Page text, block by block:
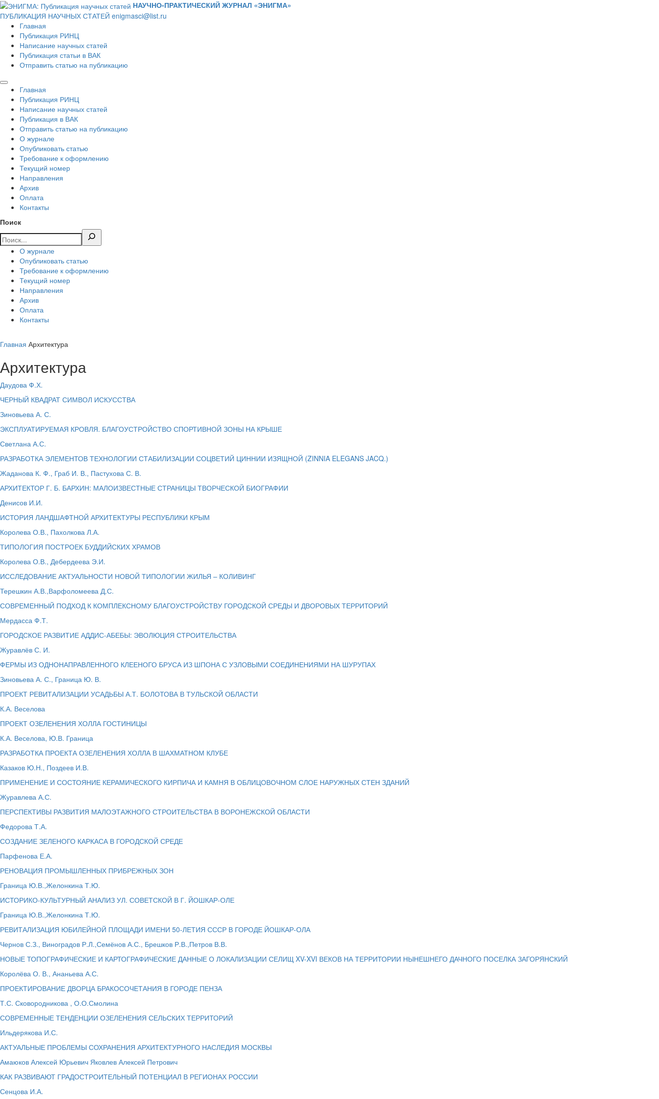
НАУЧНО-ПРАКТИЧЕСКИЙ ЖУРНАЛ «ЭНИГМА»
ПУБЛИКАЦИЯ НАУЧНЫХ СТАТЕЙ enigmasci@list.ru
Главная
Публикация РИНЦ
Написание научных статей
Публикация статьи в ВАК
Отправить статью на публикацию
Главная
Публикация РИНЦ
Написание научных статей
Публикация в ВАК
Отправить статью на публикацию
О журнале
Опубликовать статью
Требование к оформлению
Текущий номер
Направления
Архив
Оплата
Контакты
Поиск
О журнале
Опубликовать статью
Требование к оформлению
Текущий номер
Направления
Архив
Оплата
Контакты
Главная Архитектура
Архитектура
Даудова Ф.Х.
ЧЕРНЫЙ КВАДРАТ СИМВОЛ ИСКУССТВА
Зиновьева А. С.
ЭКСПЛУАТИРУЕМАЯ КРОВЛЯ. БЛАГОУСТРОЙСТВО СПОРТИВНОЙ ЗОНЫ НА КРЫШЕ
Светлана А.С.
РАЗРАБОТКА ЭЛЕМЕНТОВ ТЕХНОЛОГИИ СТАБИЛИЗАЦИИ СОЦВЕТИЙ ЦИННИИ ИЗЯЩНОЙ (ZINNIA ELEGANS JACQ.)
Жаданова К. Ф., Граб И. В., Пастухова С. В.
АРХИТЕКТОР Г. Б. БАРХИН: МАЛОИЗВЕСТНЫЕ СТРАНИЦЫ ТВОРЧЕСКОЙ БИОГРАФИИ
Денисов И.И.
ИСТОРИЯ ЛАНДШАФТНОЙ АРХИТЕКТУРЫ РЕСПУБЛИКИ КРЫМ
Королева О.В., Пахолкова Л.А.
ТИПОЛОГИЯ ПОСТРОЕК БУДДИЙСКИХ ХРАМОВ
Королева О.В., Дебердеева Э.И.
ИССЛЕДОВАНИЕ АКТУАЛЬНОСТИ НОВОЙ ТИПОЛОГИИ ЖИЛЬЯ – КОЛИВИНГ
Терешкин А.В.,Варфоломеева Д.С.
СОВРЕМЕННЫЙ ПОДХОД К КОМПЛЕКСНОМУ БЛАГОУСТРОЙСТВУ ГОРОДСКОЙ СРЕДЫ И ДВОРОВЫХ ТЕРРИТОРИЙ
Мердасса Ф.Т.
ГОРОДСКОЕ РАЗВИТИЕ АДДИС-АБЕБЫ: ЭВОЛЮЦИЯ СТРОИТЕЛЬСТВА
Журавлёв С. И.
ФЕРМЫ ИЗ ОДНОНАПРАВЛЕННОГО КЛЕЕНОГО БРУСА ИЗ ШПОНА С УЗЛОВЫМИ СОЕДИНЕНИЯМИ НА ШУРУПАХ
Зиновьева А. С., Граница Ю. В.
ПРОЕКТ РЕВИТАЛИЗАЦИИ УСАДЬБЫ А.Т. БОЛОТОВА В ТУЛЬСКОЙ ОБЛАСТИ
К.А. Веселова
ПРОЕКТ ОЗЕЛЕНЕНИЯ ХОЛЛА ГОСТИНИЦЫ
К.А. Веселова, Ю.В. Граница
РАЗРАБОТКА ПРОЕКТА ОЗЕЛЕНЕНИЯ ХОЛЛА В ШАХМАТНОМ КЛУБЕ
Казаков Ю.Н., Поздеев И.В.
ПРИМЕНЕНИЕ И СОСТОЯНИЕ КЕРАМИЧЕСКОГО КИРПИЧА И КАМНЯ В ОБЛИЦОВОЧНОМ СЛОЕ НАРУЖНЫХ СТЕН ЗДАНИЙ
Журавлева А.С.
ПЕРСПЕКТИВЫ РАЗВИТИЯ МАЛОЭТАЖНОГО СТРОИТЕЛЬСТВА В ВОРОНЕЖСКОЙ ОБЛАСТИ
Федорова Т.А.
СОЗДАНИЕ ЗЕЛЕНОГО КАРКАСА В ГОРОДСКОЙ СРЕДЕ
Парфенова Е.А.
РЕНОВАЦИЯ ПРОМЫШЛЕННЫХ ПРИБРЕЖНЫХ ЗОН
Граница Ю.В.,Желонкина Т.Ю.
ИСТОРИКО-КУЛЬТУРНЫЙ АНАЛИЗ УЛ. СОВЕТСКОЙ В Г. ЙОШКАР-ОЛЕ
Граница Ю.В.,Желонкина Т.Ю.
РЕВИТАЛИЗАЦИЯ ЮБИЛЕЙНОЙ ПЛОЩАДИ ИМЕНИ 50-ЛЕТИЯ СССР В ГОРОДЕ ЙОШКАР-ОЛА
Чернов С.З., Виноградов Р.Л.,Семёнов А.С., Брешков Р.В.,Петров В.В.
НОВЫЕ ТОПОГРАФИЧЕСКИЕ И КАРТОГРАФИЧЕСКИЕ ДАННЫЕ О ЛОКАЛИЗАЦИИ СЕЛИЩ XV-XVI ВЕКОВ НА ТЕРРИТОРИИ НЫНЕШНЕГО ДАЧНОГО ПОСЕЛКА ЗАГОРЯНСКИЙ
Королёва О. В., Ананьева А.С.
ПРОЕКТИРОВАНИЕ ДВОРЦА БРАКОСОЧЕТАНИЯ В ГОРОДЕ ПЕНЗА
Т.С. Сковородникова , О.О.Смолина
СОВРЕМЕННЫЕ ТЕНДЕНЦИИ ОЗЕЛЕНЕНИЯ СЕЛЬСКИХ ТЕРРИТОРИЙ
Ильдерякова И.С.
АКТУАЛЬНЫЕ ПРОБЛЕМЫ СОХРАНЕНИЯ АРХИТЕКТУРНОГО НАСЛЕДИЯ МОСКВЫ
Амаюков Алексей Юрьевич Яковлев Алексей Петрович
КАК РАЗВИВАЮТ ГРАДОСТРОИТЕЛЬНЫЙ ПОТЕНЦИАЛ В РЕГИОНАХ РОССИИ
Сенцова И.А.